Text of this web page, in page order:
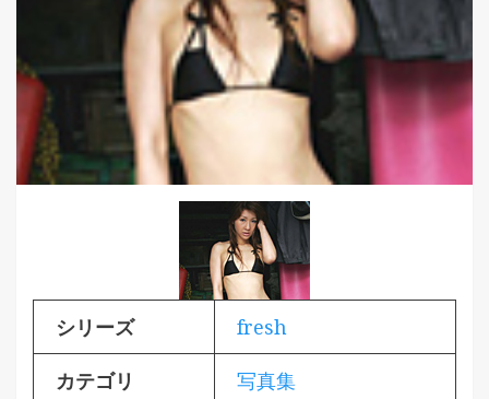
シリーズ fresh
カテゴリ 写真集